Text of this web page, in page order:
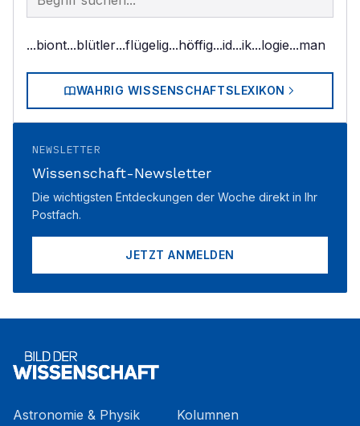
...biont...blütler...flügelig...höffig...id...ik...logie...man
WAHRIG WISSENSCHAFTSLEXIKON
NEWSLETTER
Wissenschaft-Newsletter
Die wichtigsten Entdeckungen der Woche direkt in Ihr
Postfach.
JETZT ANMELDEN
Astronomie & Physik
Kolumnen